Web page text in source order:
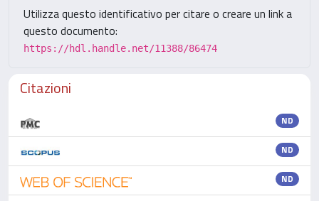
Utilizza questo identificativo per citare o creare un link a
questo documento:
https://hdl.handle.net/11388/86474
Citazioni
ND
ND
ND